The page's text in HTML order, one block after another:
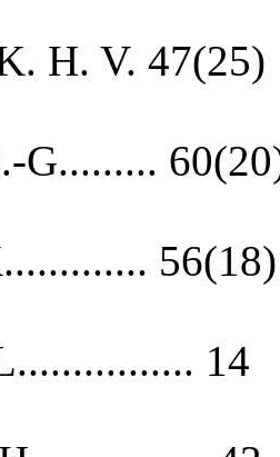
H. V. 47(25)
G.........
56(18)
14